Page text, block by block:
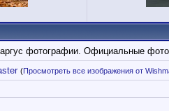
фотографии. Официальные фото
(Просмотреть все изображения от